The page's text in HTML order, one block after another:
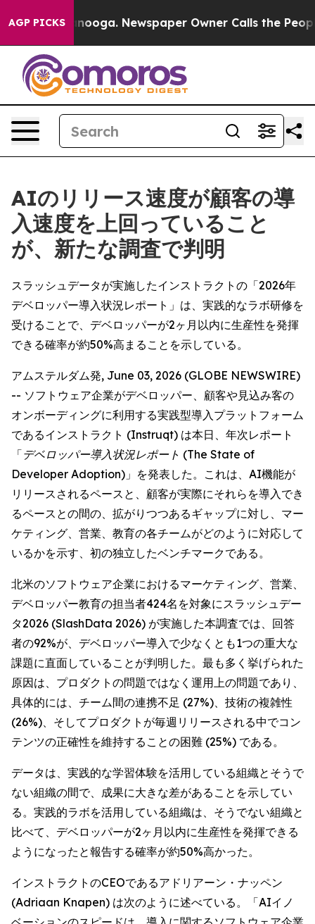
AGP PICKS Newspaper Owner Calls the People
AIのリリース速度が顧客の導
入速度を上回っていること
が、新たな調査で判明
スラッシュデータが実施したインストラクトの「2026年
デベロッパー導入状況レポート」は、実践的なラボ研修を
受けることで、デベロッパーが2ヶ月以内に生産性を発揮
できる確率が約50%高まることを示している。
アムステルダム発, June 03, 2026 (GLOBE NEWSWIRE)
-- ソフトウェア企業がデベロッパー、顧客や見込み客の
オンボーディングに利用する実践型導入プラットフォーム
であるインストラクト (Instruqt) は本日、年次レポート
「デベロッパー導入状況レポート (The State of
Developer Adoption) 」を発表した。これは、AI機能が
リリースされるペースと、顧客が実際にそれらを導入でき
るペースとの間の、拡がりつつあるギャップに対し、マー
ケティング、営業、教育の各チームがどのように対応して
いるかを示す、初の独立したベンチマークである。
北米のソフトウェア企業におけるマーケティング、営業、
デベロッパー教育の担当者424名を対象にスラッシュデー
タ2026 (SlashData 2026) が実施した本調査では、回答
者の92%が、デベロッパー導入で少なくとも1つの重大な
課題に直面していることが判明した。最も多く挙げられた
原因は、プロダクトの問題ではなく運用上の問題であり、
具体的には、チーム間の連携不足 (27%)、技術の複雑性
(26%)、そしてプロダクトが毎週リリースされる中でコン
テンツの正確性を維持することの困難 (25%) である。
データは、実践的な学習体験を活用している組織とそうで
ない組織の間で、成果に大きな差があることを示してい
る。実践的ラボを活用している組織は、そうでない組織と
比べて、デベロッパーが2ヶ月以内に生産性を発揮できる
ようになったと報告する確率が約50%高かった。
インストラクトのCEOであるアドリアーン・ナッペン
(Adriaan Knapen) は次のように述べている。「AIイノ